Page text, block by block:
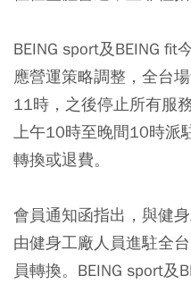
BEING sport及BEING fit
應營運策略調整，全台
11時，之後停止所有服
上午10時至晚間10時派
轉換或退費。
會員通知函指出，與健
由健身工廠人員進駐全
員轉換。BEING sport及